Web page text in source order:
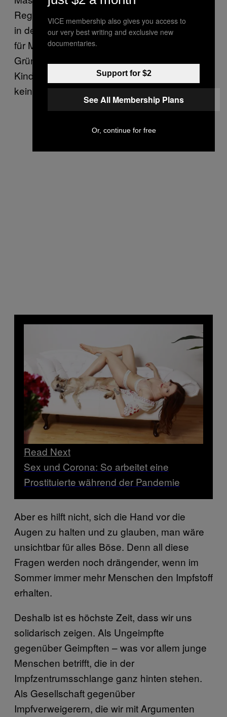
Regeln zu schaffen, schreibt Heinrich Wefing
in der
Zeit. Es werde auch nicht geklärt, was
für Menschen gilt, die aus medizinischen
Gründen keinen Impfstoff vertragen, oder für
Kinder und Jugendliche, für die es noch
keine Impfstoffe gibt.
Read Next
Sex und Corona: So arbeitet eine
Prostituierte während der Pandemie
Aber es hilft nicht, sich die Hand vor die
Augen zu halten und zu glauben, man wäre
unsichtbar für alles Böse. Denn all diese
Fragen werden noch drängender, wenn im
Sommer immer mehr Menschen den Impfstoff
erhalten.
Deshalb ist es höchste Zeit, dass wir uns
solidarisch zeigen. Als Ungeimpfte
gegenüber Geimpften – was vor allem junge
Menschen betrifft, die in der
Impfzentrumsschlange ganz hinten stehen.
Als Gesellschaft gegenüber
Impfverweigerern, die wir mit Argumenten
VICE membership also gives you access to
our very best writing and exclusive new
documentaries.
Support for $2
See All Membership Plans
Or, continue for free